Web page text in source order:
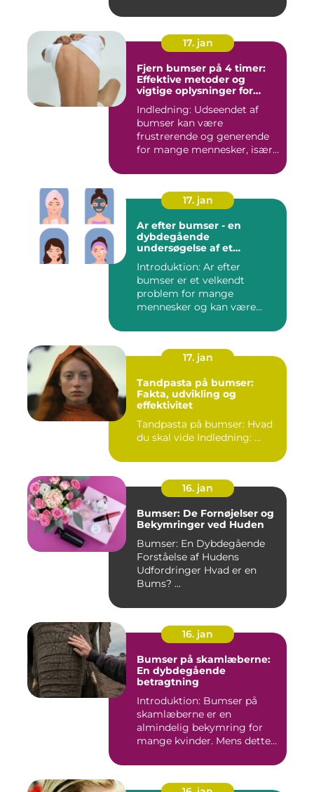
17. jan
Fjern bumser på 4 timer:
Effektive metoder og
vigtige oplysninger for
forbrugere
Indledning: Udseendet af
bumser kan være
frustrerende og generende
for mange mennesker, især
17. jan
Ar efter bumser - en
dybdegående
undersøgelse af et
skønhedsproblem
Introduktion: Ar efter
bumser er et velkendt
problem for mange
mennesker og kan være
17. jan
Tandpasta på bumser:
Fakta, udvikling og
effektivitet
Tandpasta på bumser: Hvad
du skal vide Indledning: ...
16. jan
Bumser: De Fornøjelser og
Bekymringer ved Huden
Bumser: En Dybdegående
Forståelse af Hudens
Udfordringer Hvad er en
Bums? ...
16. jan
Bumser på skamlæberne:
En dybdegående
betragtning
Introduktion: Bumser på
skamlæberne er en
almindelig bekymring for
mange kvinder. Mens dette